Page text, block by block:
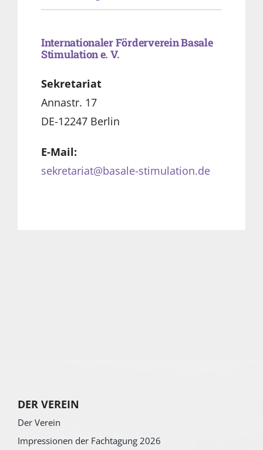
Internationaler Förderverein Basale
Stimulation e. V.
Sekretariat
Annastr. 17
DE-12247 Berlin
E-Mail:
sekretariat@basale-stimulation.de
DER VEREIN
Der Verein
Impressionen der Fachtagung 2026